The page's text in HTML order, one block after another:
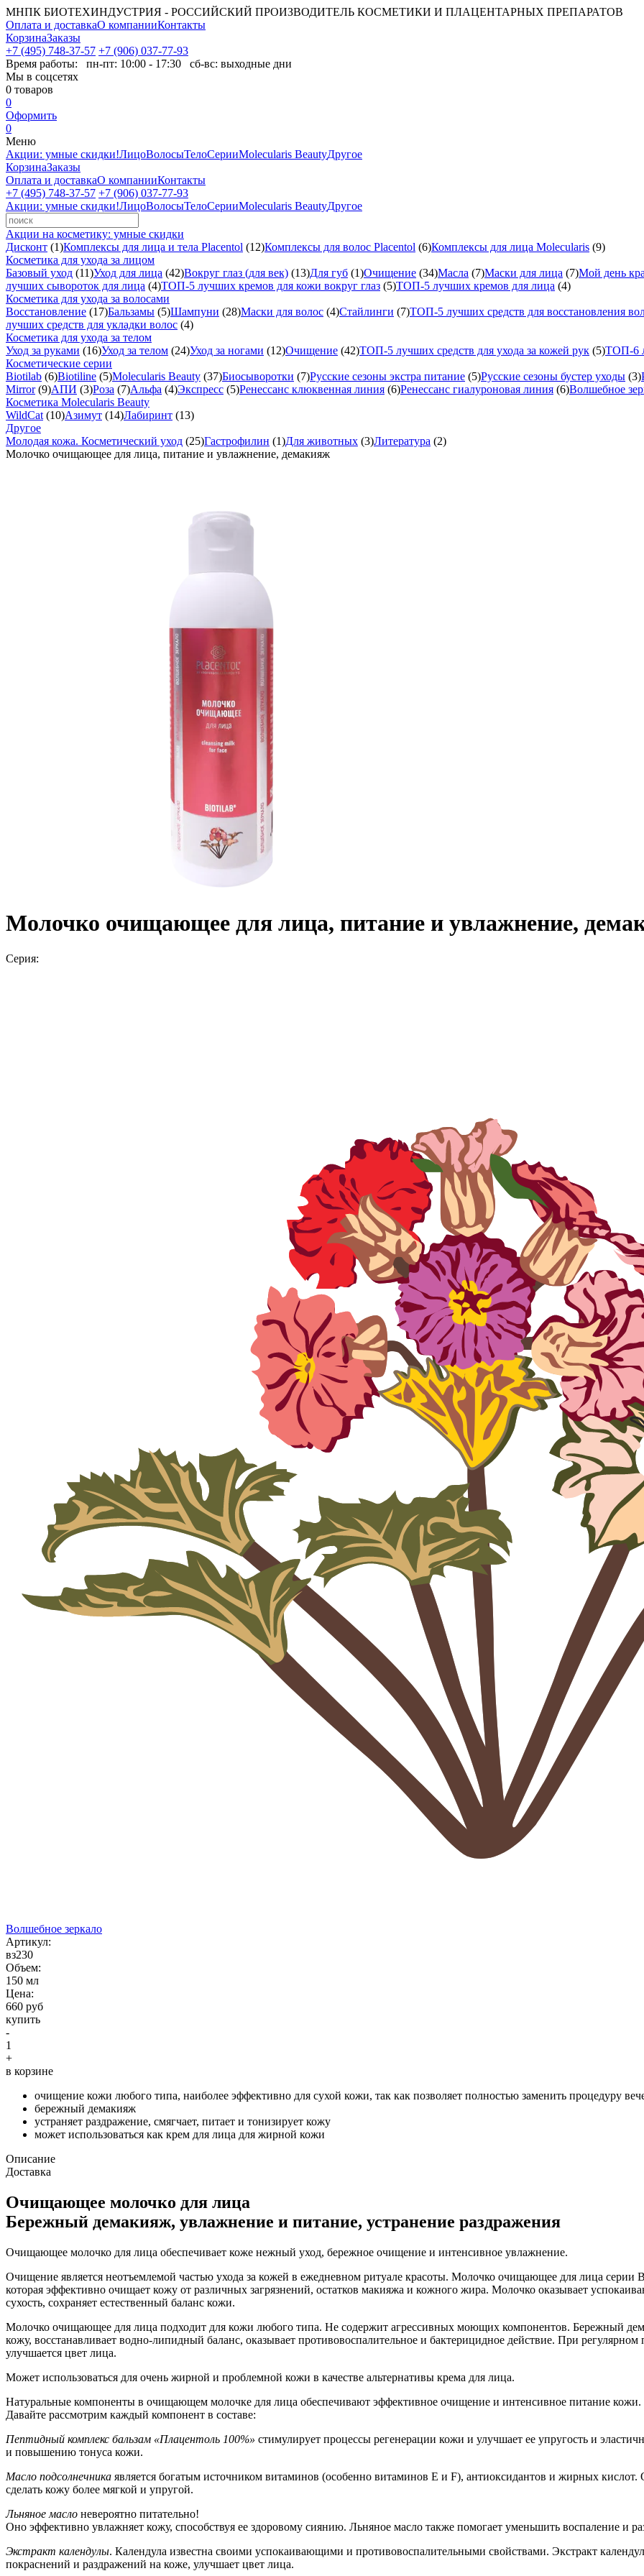
МНПК БИОТЕХИНДУСТРИЯ - РОССИЙСКИЙ ПРОИЗВОДИТЕЛЬ КОСМЕТИКИ И ПЛАЦЕНТАРНЫХ ПРЕПАРАТОВ
Оплата и доставкаО компанииКонтакты
КорзинаЗаказы
+7 (495) 748-37-57 +7 (906) 037-77-93
Время работы: пн-пт: 10:00 - 17:30 сб-вс: выходные дни
Мы в соцсетях
0 товаров
0
Оформить
0
Меню
Акции: умные скидки!ЛицоВолосыТелоСерииMolecularis BeautyДругое
КорзинаЗаказы
Оплата и доставкаО компанииКонтакты
+7 (495) 748-37-57 +7 (906) 037-77-93
Акции: умные скидки!ЛицоВолосыТелоСерииMolecularis BeautyДругое
Акции на косметику: умные скидки
Дисконт (1)Комплексы для лица и тела Placentol (12)Комплексы для волос Placentol (6)Комплексы для лица Molecularis (9)
Косметика для ухода за лицом
Базовый уход (11)Уход для лица (42)Вокруг глаз (для век) (13)Для губ (1)Очищение (34)Масла (7)Маски для лица (7)Мой день
лучших сывороток для лица (4)ТОП-5 лучших кремов для кожи вокруг глаз (5)ТОП-5 лучших кремов для лица (4)
Косметика для ухода за волосами
Восстановление (17)Бальзамы (5)Шампуни (28)Маски для волос (4)Стайлинги (7)ТОП-5 лучших средств для восстановления
лучших средств для укладки волос (4)
Косметика для ухода за телом
Уход за руками (16)Уход за телом (24)Уход за ногами (12)Очищение (42)ТОП-5 лучших средств для ухода за кожей рук (5)ТОП-6
Косметические серии
Biotilab (6)Biotiline (5)Molecularis Beauty (37)Биосыворотки (7)Русские сезоны экстра питание (5)Русские сезоны бустер уходы (3)
Mirror(9)АПИ (3)Роза (7)Альфа (4)Экспресс (5)Ренессанс клюквенная линия (6)Ренессанс гиалуроновая линия (6)Волшебное
Косметика Molecularis Beauty
WildCat (10)Азимут (14)Лабиринт (13)
Другое
Молодая кожа. Косметический уход (25)Гастрофилин (1)Для животных (3)Литература (2)
Молочко очищающее для лица, питание и увлажнение, демакияж
Молочко очищающее для лица, питание и увлажнение,
Серия:
Волшебное зеркало
Aртикул:
вз230
Объем:
150 мл
Цена:
660 руб
купить
-
1
+
в корзине
очищение кожи любого типа, наиболее эффективно для сухой кожи, так как позволяет полностью заменить процедуру
бережный демакияж
устраняет раздражение, смягчает, питает и тонизирует кожу
может использоваться как крем для лица для жирной кожи
Описание
Доставка
Очищающее молочко для лица
Бережный демакияж, увлажнение и питание, устранение раздражения
Очищающее молочко для лица обеспечивает коже нежный уход, бережное очищение и интенсивное увлажнение.
Очищение является неотъемлемой частью ухода за кожей в ежедневном ритуале красоты. Молочко очищающее для лица
которая эффективно очищает кожу от различных загрязнений, остатков макияжа и кожного жира. Молочко оказывает
сухость, сохраняет естественный баланс кожи.
Молочко очищающее для лица подходит для кожи любого типа. Не содержит агрессивных моющих компонентов. Бережный
кожу, восстанавливает водно-липидный баланс, оказывает противовоспалительное и бактерицидное действие. При
улучшается цвет лица.
Может использоваться для очень жирной и проблемной кожи в качестве альтернативы крема для лица.
Натуральные компоненты в очищающем молочке для лица обеспечивают эффективное очищение и интенсивное питание кожи.
Давайте рассмотрим каждый компонент в составе:
Пептидный комплекс бальзам «Плацентоль 100%» стимулирует процессы регенерации кожи и улучшает ее упругость и
и повышению тонуса кожи.
Масло подсолнечника является богатым источником витаминов (особенно витаминов Е и F), антиоксидантов и жирных
сделать кожу более мягкой и упругой.
Льняное масло невероятно питательно!
Оно эффективно увлажняет кожу, способствуя ее здоровому сиянию. Льняное масло также помогает уменьшить воспаление и
Экстракт календулы. Календула известна своими успокаивающими и противовоспалительными свойствами. Экстракт
покраснений и раздражений на коже, улучшает цвет лица.